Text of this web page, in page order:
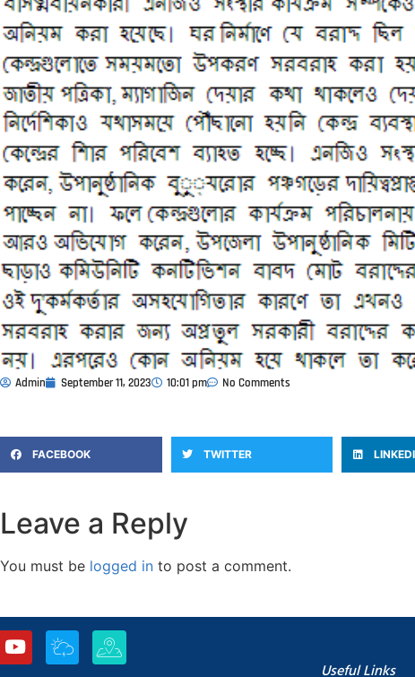
Admin September 11, 2023 10:01 pm No Comments
FACEBOOK TWITTER
Leave a Reply
You must be logged in to post a comment.
Useful Links